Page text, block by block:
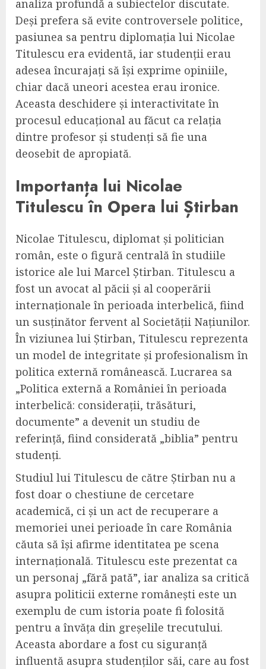
analiza profundă a subiectelor discutate.
Deși prefera să evite controversele politice,
pasiunea sa pentru diplomația lui Nicolae
Titulescu era evidentă, iar studenții erau
adesea încurajați să își exprime opiniile,
chiar dacă uneori acestea erau ironice.
Aceasta deschidere și interactivitate în
procesul educațional au făcut ca relația
dintre profesor și studenți să fie una
deosebit de apropiată.
Importanța lui Nicolae
Titulescu în Opera lui Știrban
Nicolae Titulescu, diplomat și politician
român, este o figură centrală în studiile
istorice ale lui Marcel Știrban. Titulescu a
fost un avocat al păcii și al cooperării
internaționale în perioada interbelică, fiind
un susținător fervent al Societății Națiunilor.
În viziunea lui Știrban, Titulescu reprezenta
un model de integritate și profesionalism în
politica externă românească. Lucrarea sa
„Politica externă a României în perioada
interbelică: considerații, trăsături,
documente” a devenit un studiu de
referință, fiind considerată „biblia” pentru
studenți.
Studiul lui Titulescu de către Știrban nu a
fost doar o chestiune de cercetare
academică, ci și un act de recuperare a
memoriei unei perioade în care România
căuta să își afirme identitatea pe scena
internațională. Titulescu este prezentat ca
un personaj „fără pată”, iar analiza sa critică
asupra politicii externe românești este un
exemplu de cum istoria poate fi folosită
pentru a învăța din greșelile trecutului.
Aceasta abordare a fost cu siguranță
influentă asupra studenților săi, care au fost